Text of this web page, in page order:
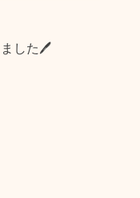
ました🖊